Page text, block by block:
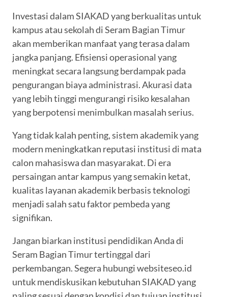
Investasi dalam SIAKAD yang berkualitas untuk
kampus atau sekolah di Seram Bagian Timur
akan memberikan manfaat yang terasa dalam
jangka panjang. Efisiensi operasional yang
meningkat secara langsung berdampak pada
pengurangan biaya administrasi. Akurasi data
yang lebih tinggi mengurangi risiko kesalahan
yang berpotensi menimbulkan masalah serius.
Yang tidak kalah penting, sistem akademik yang
modern meningkatkan reputasi institusi di mata
calon mahasiswa dan masyarakat. Di era
persaingan antar kampus yang semakin ketat,
kualitas layanan akademik berbasis teknologi
menjadi salah satu faktor pembeda yang
signifikan.
Jangan biarkan institusi pendidikan Anda di
Seram Bagian Timur tertinggal dari
perkembangan. Segera hubungi websiteseo.id
untuk mendiskusikan kebutuhan SIAKAD yang